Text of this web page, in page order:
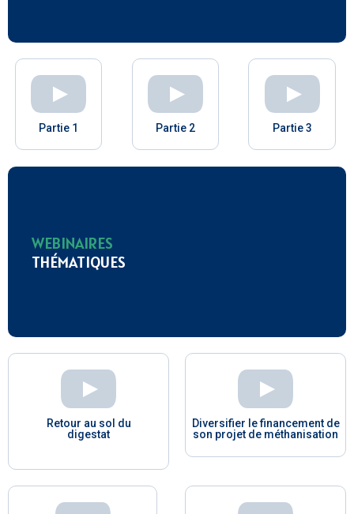
Partie 1 Partie 2 Partie 3
WEBINAIRES
THÉMATIQUES
Retour au sol du
digestat
Diversifier le financement de
son projet de méthanisation